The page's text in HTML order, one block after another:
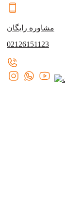
مشاوره رایگان
02126151123